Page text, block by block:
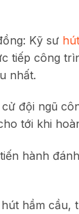
Kỹ sư
tiếp công
nhất.
đội ngũ
tới khi
hành
hầm cầu,